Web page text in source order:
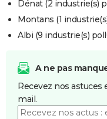
Dénat (2 industrie(s)
Montans (1
Albi (9 industrie(s)
A ne pas
Recevez nos
mail.